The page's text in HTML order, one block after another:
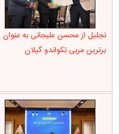
تجلیل از محسن علیجانی به عنوان
برترین مربی تکواندو گیلان